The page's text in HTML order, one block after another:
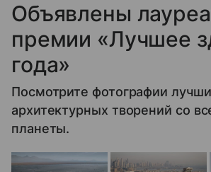
Объявлены
премии «Лучшее
года»
Посмотрите фотографии
архитектурных творений со
планеты.